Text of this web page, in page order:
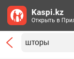
Kaspi.kz
Открыть в